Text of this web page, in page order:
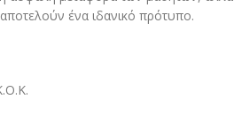
ένα ιδανικό πρότυπο.